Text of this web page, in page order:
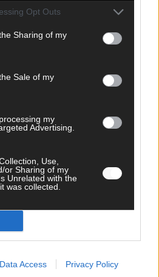
Opt Outs
Sharing of my
Sale of my
my
Advertising.
Use,
or Sharing of my
Unrelated with the
was collected.
Data Access Privacy Policy
Topmodel: Die verrücktesten Auftritte